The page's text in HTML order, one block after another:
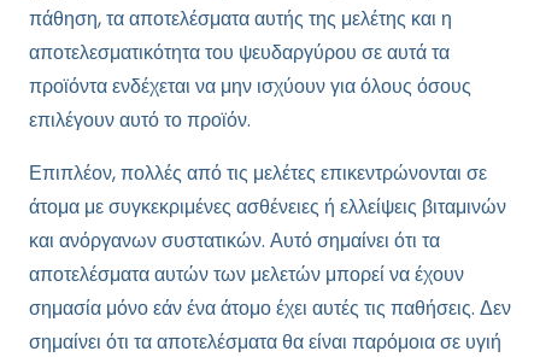
πάθηση, τα αποτελέσματα αυτής της μελέτης και η
αποτελεσματικότητα του ψευδαργύρου σε αυτά τα
προϊόντα ενδέχεται να μην ισχύουν για όλους όσους
επιλέγουν αυτό το προϊόν.
Επιπλέον, πολλές από τις μελέτες επικεντρώνονται σε
άτομα με συγκεκριμένες ασθένειες ή ελλείψεις βιταμινών
και ανόργανων συστατικών. Αυτό σημαίνει ότι τα
αποτελέσματα αυτών των μελετών μπορεί να έχουν
σημασία μόνο εάν ένα άτομο έχει αυτές τις παθήσεις. Δεν
σημαίνει ότι τα αποτελέσματα θα είναι παρόμοια σε υγιή